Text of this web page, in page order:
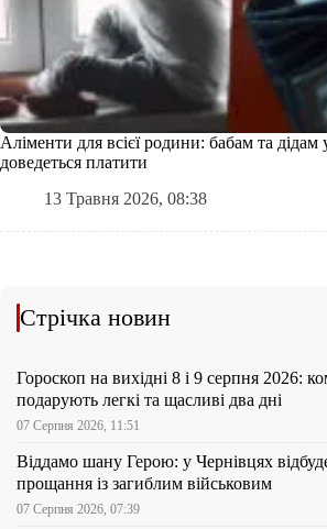
Аліменти для всієї родини: бабам та дідам
доведеться платити
13 Травня 2026, 08:38
Стрічка новин
Гороскоп на вихідні 8 і 9 серпня 2026:
подарують легкі та щасливі два дні
07 Серпня 2026, 11:51
Віддамо шану Герою: у Чернівцях
прощання із загиблим військовим
07 Серпня 2026, 07:39